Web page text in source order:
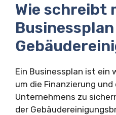
Wie schreibt
Ein Businessplan ist ein
um die Finanzierung
Unternehmens zu
der